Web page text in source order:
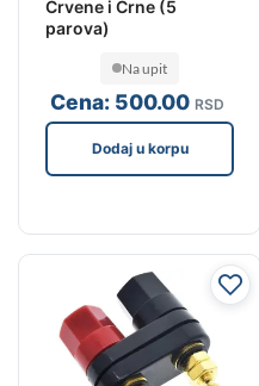
Crvene i Crne (5
parova)
Cena: 500.00 RSD
Na upit
Dodaj u korpu